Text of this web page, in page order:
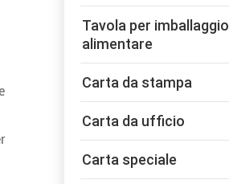
Tavola per imballaggio
alimentare
Carta da stampa
Carta da ufficio
Carta speciale